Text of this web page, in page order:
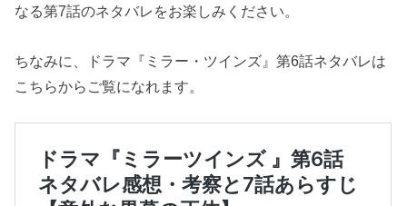
なる第7話のネタバレをお楽しみください。
ちなみに、ドラマ『ミラー・ツインズ』第6話ネタバレは
こちらからご覧になれます。